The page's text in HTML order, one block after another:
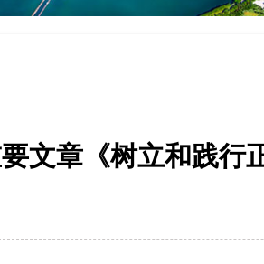
文章《树立和践行